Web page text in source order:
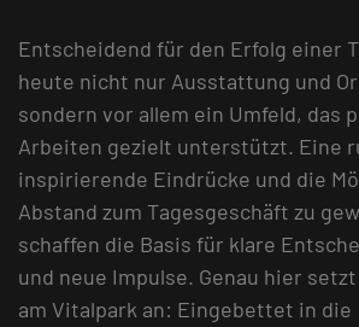
Entscheidend für den Erfolg einer
heute nicht nur Ausstattung und
sondern vor allem ein Umfeld, das
Arbeiten gezielt unterstützt. Eine
inspirierende Eindrücke und die
Abstand zum Tagesgeschäft zu
schaffen die Basis für klare
und neue Impulse. Genau hier
am Vitalpark an: Eingebettet in die